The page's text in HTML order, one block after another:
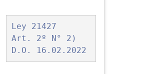
Ley 21427
Art. 2º N° 2)
D.O. 16.02.2022